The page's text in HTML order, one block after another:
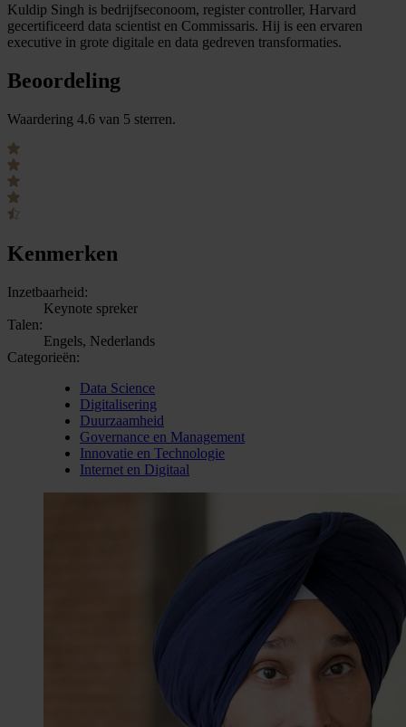
Kuldip Singh is bedrijfseconoom, register controller, Harvard
gecertificeerd data scientist en Commissaris. Hij is een ervaren
executive in grote digitale en data gedreven transformaties.
Beoordeling
Waardering 4.6 van 5 sterren.
Kenmerken
Inzetbaarheid:
Keynote spreker
Talen:
Engels, Nederlands
Categorieën:
Data Science
Digitalisering
Duurzaamheid
Governance en Management
Innovatie en Technologie
Internet en Digitaal